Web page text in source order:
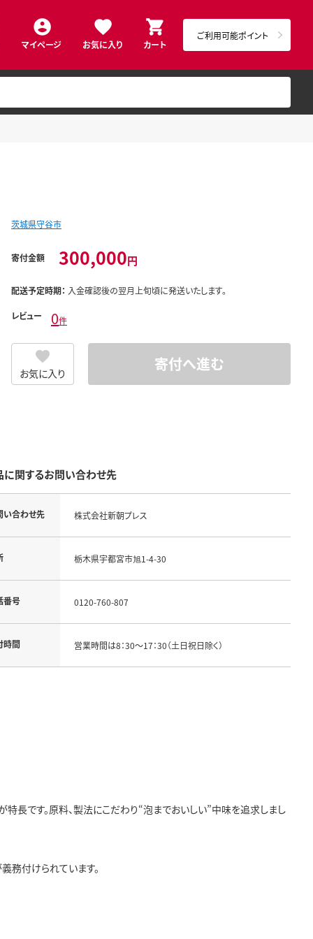
マイページ お気に入り カート
ご利用可能ポイント
茨城県守谷市
寄付金額 300,000円
配送予定時期： 入金確認後の翌月上旬頃に発送いたします。
レビュー 0件
お気に入り 寄付へ進む
に関するお問い合わせ先
い合わせ先 株式会社新朝プレス
栃木県宇都宮市旭1-4-30
番号 0120-760-807
時間 営業時間は8：30～17：30（土日祝日除く）
長です。原料、製法にこだわり“泡までおいしい”中味を追求しまし
務付けられています。